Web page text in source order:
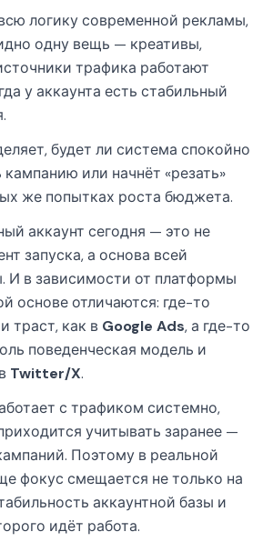
логику современной рекламы,
одну вещь — креативы,
трафика работают
у аккаунта есть стабильный
будет ли система спокойно
или начнёт «резать»
же попытках роста бюджета.
аккаунт сегодня — это не
запуска, а основа всей
И в зависимости от платформы
основе отличаются: где-то
траст, как в Google Ads, а где-то
поведенческая модель и
Twitter/X.
с трафиком системно,
учитывать заранее —
Поэтому в реальной
фокус смещается не только на
аккаунтной базы и
идёт работа.